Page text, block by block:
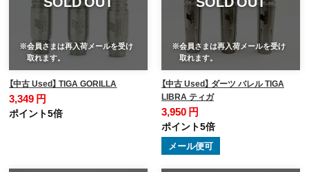
※会員さまは再入荷メールを受け
取れます。
【中古 Used】 TIGA GORILLA
3,349 円
ポイント5倍
※会員さまは再入荷メールを受け
取れます。
【中古 Used】 ダーツ バレル TIGA
LIBRA ティガ
3,950 円
ポイント5倍
メール便可